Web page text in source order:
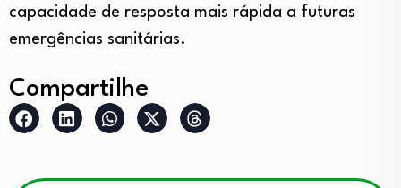
capacidade de resposta mais rápida a futuras
emergências sanitárias.
Compartilhe